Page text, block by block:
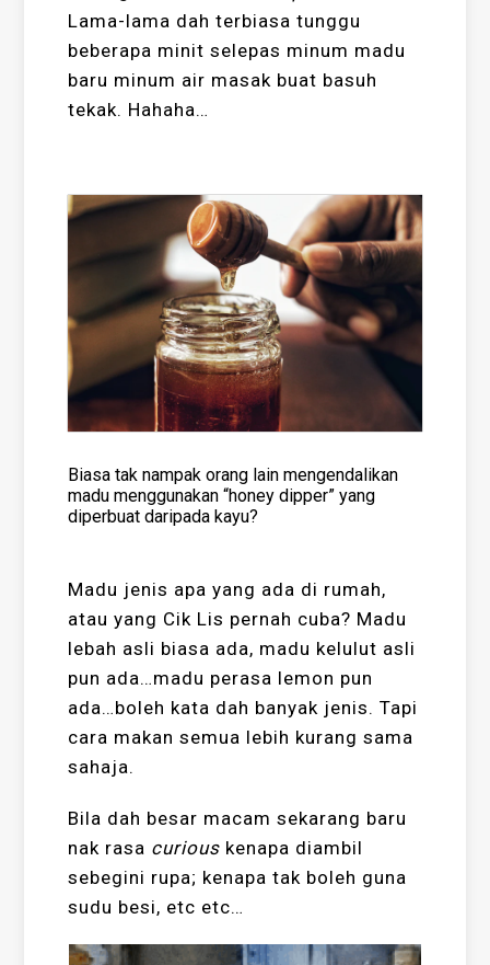
Lama-lama dah terbiasa tunggu
beberapa minit selepas minum madu
baru minum air masak buat basuh
tekak. Hahaha…
Biasa tak nampak orang lain mengendalikan
madu menggunakan “honey dipper” yang
diperbuat daripada kayu?
Madu jenis apa yang ada di rumah,
atau yang Cik Lis pernah cuba? Madu
lebah asli biasa ada, madu kelulut asli
pun ada…madu perasa lemon pun
ada…boleh kata dah banyak jenis. Tapi
cara makan semua lebih kurang sama
sahaja.
Bila dah besar macam sekarang baru
nak rasa curious kenapa diambil
sebegini rupa; kenapa tak boleh guna
sudu besi, etc etc…